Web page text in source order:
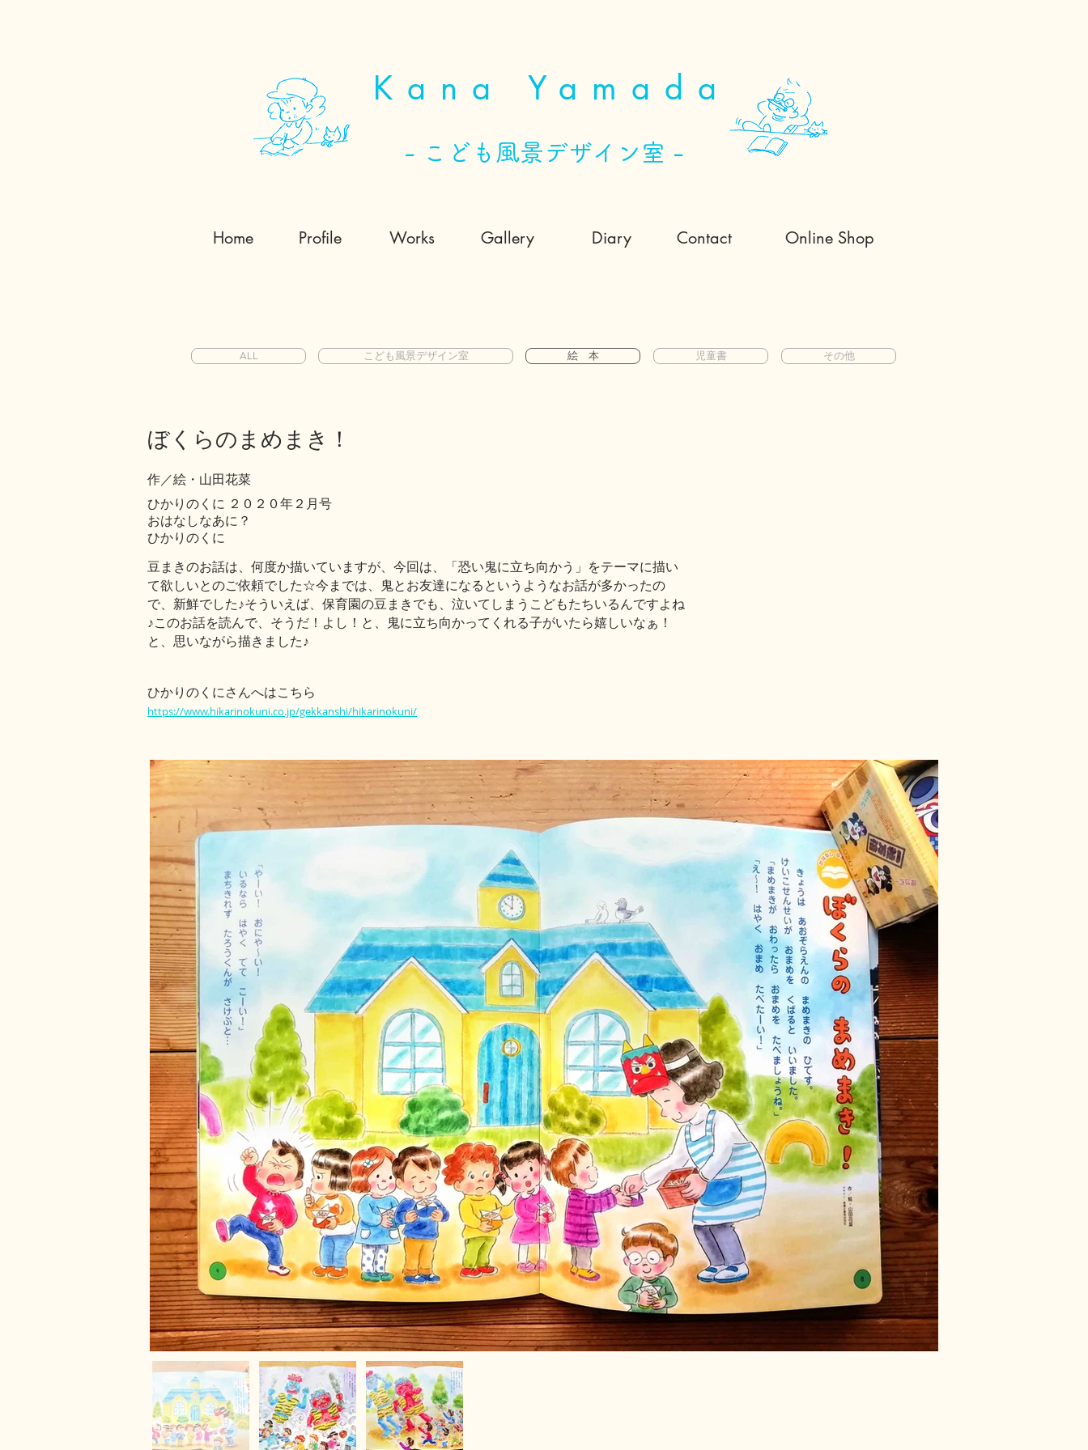
Kana Yamada
- こども風景デザイン室 -
Gallery
Works
Profile Diary
Home Contact Online Shop
ALL こども風景デザイン室 絵 本 児童書 その他
ぼくらのまめまき！
作／絵・山田花菜
ひかりのくに ２０２０年２月号
おはなしなあに？
ひかりのくに
豆まきのお話は、何度か描いていますが、今回は、「恐い鬼に立ち向かう」をテーマに描い
て欲しいとのご依頼でした☆今までは、鬼とお友達になるというようなお話が多かったの
で、新鮮でした♪そういえば、保育園の豆まきでも、泣いてしまうこどもたちいるんですよね
♪このお話を読んで、そうだ！よし！と、鬼に立ち向かってくれる子がいたら嬉しいなぁ！
と、思いながら描きました♪
ひかりのくにさんへはこちら
https://www.hikarinokuni.co.jp/gekkanshi/hikarinokuni/